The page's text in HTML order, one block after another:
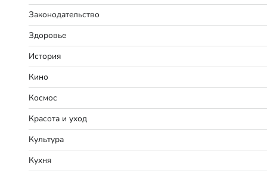
Законодательство
Здоровье
История
Кино
Космос
Красота и уход
Культура
Кухня